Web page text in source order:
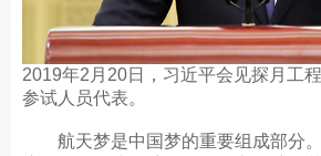
2019年2月20日，习近平会见探月工
参试人员代表。
航天梦是中国梦的重要组成部分。